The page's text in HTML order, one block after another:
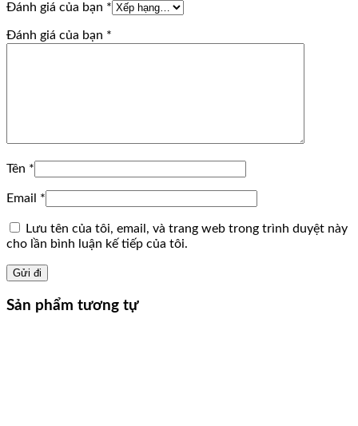
Đánh giá của bạn *
Đánh giá của bạn *
Tên *
Email *
Lưu tên của tôi, email, và trang web trong trình duyệt này
cho lần bình luận kế tiếp của tôi.
Sản phẩm tương tự